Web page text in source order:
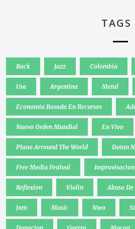
TAGS
Rock Jazz Colombia
Usa Argentina Metal
Economia Basada En Recursos
Nuevo Orden Mundial En Vivo
Piano Arround The World Dotan
Free Media Festival Improvisacion
Reflexion Violin Abuso
Jam Music Nwo